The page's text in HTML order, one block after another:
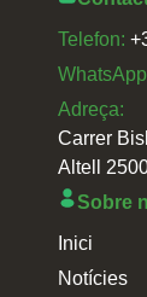
Telefon:
Adreça:
Carrer
Altell
Sobre
Inici
Notícies